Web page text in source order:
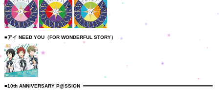
■アイ NEED YOU（FOR WONDERFUL STORY）
■10th ANNIVERSARY P@SSION